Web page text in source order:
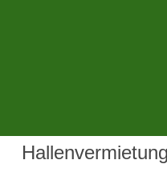
Hallenvermietung